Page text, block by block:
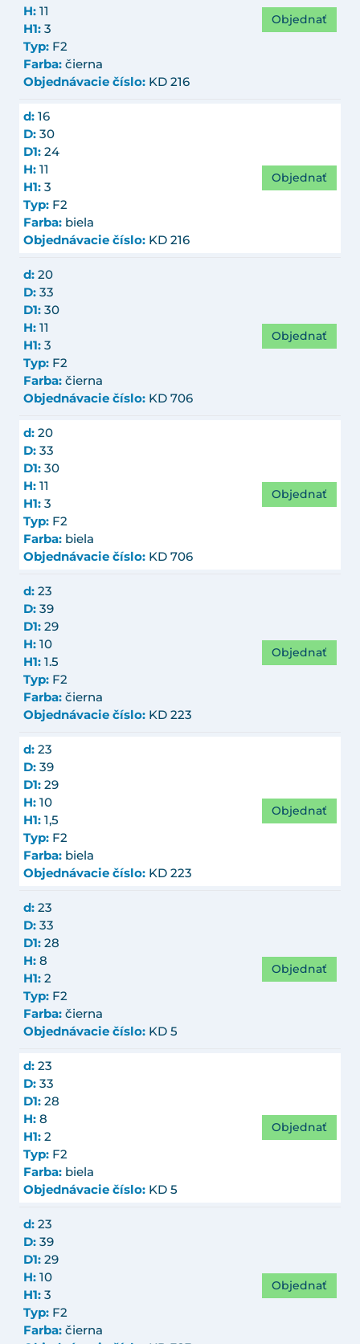
H: 11
H1: 3
Typ: F2
Farba: čierna
Objednávacie číslo: KD 216
Objednať
d: 16
D: 30
D1: 24
H: 11
H1: 3
Typ: F2
Farba: biela
Objednávacie číslo: KD 216
Objednať
d: 20
D: 33
D1: 30
H: 11
H1: 3
Typ: F2
Farba: čierna
Objednávacie číslo: KD 706
Objednať
d: 20
D: 33
D1: 30
H: 11
H1: 3
Typ: F2
Farba: biela
Objednávacie číslo: KD 706
Objednať
d: 23
D: 39
D1: 29
H: 10
H1: 1.5
Typ: F2
Farba: čierna
Objednávacie číslo: KD 223
Objednať
d: 23
D: 39
D1: 29
H: 10
H1: 1,5
Typ: F2
Farba: biela
Objednávacie číslo: KD 223
Objednať
d: 23
D: 33
D1: 28
H: 8
H1: 2
Typ: F2
Farba: čierna
Objednávacie číslo: KD 5
Objednať
d: 23
D: 33
D1: 28
H: 8
H1: 2
Typ: F2
Farba: biela
Objednávacie číslo: KD 5
Objednať
d: 23
D: 39
D1: 29
H: 10
H1: 3
Typ: F2
Farba: čierna
Objednať